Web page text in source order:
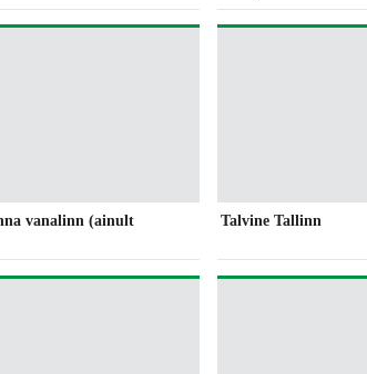
vanalinn (ainult
Talvine Tallinn